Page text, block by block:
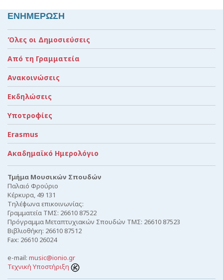
ΕΝΗΜΕΡΩΣΗ
Όλες οι Δημοσιεύσεις
Από τη Γραμματεία
Ανακοινώσεις
Εκδηλώσεις
Υποτροφίες
Erasmus
Ακαδημαϊκό Ημερολόγιο
Τμήμα Μουσικών Σπουδών
Παλαιό Φρούριο
Κέρκυρα, 49 131
Τηλέφωνα επικοινωνίας:
Γραμματεία ΤΜΣ: 26610 87522
Πρόγραμμα Μεταπτυχιακών Σπουδών ΤΜΣ: 26610 87523
Βιβλιοθήκη: 26610 87512
Fax: 26610 26024
e-mail: music@ionio.gr
Τεχνική Υποστήριξη